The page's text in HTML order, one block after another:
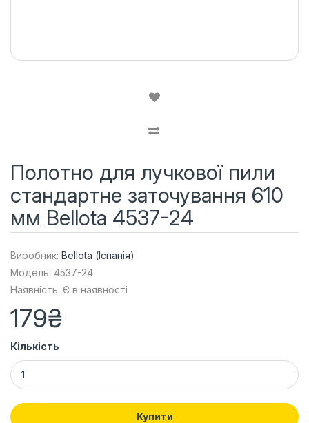
Полотно для лучкової пили
стандартне заточування 610
мм Bellota 4537-24
Виробник: Bellota (Іспанія)
Модель: 4537-24
Наявність: Є в наявності
179₴
Кількість
Купити